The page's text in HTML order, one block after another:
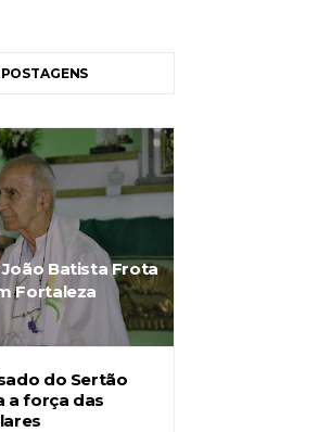
Batista Frota
Fortaleza
do Sertão
a força das